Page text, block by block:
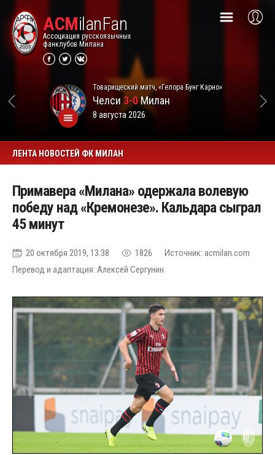
ACMilanFan
Ассоциация русскоязычных
фанклубов Милана
Товарищеский матч, «Гелора Бунг Карно»
Челси3-0Милан
8 августа 2026
ЛЕНТА НОВОСТЕЙ ФК МИЛАН
Примавера «Милана» одержала волевую
победу над «Кремонезе». Кальдара сыграл
45 минут
20 октября 2019, 13:38 1826
Источник: acmilan.com
Перевод и адаптация: Алексей Сергунин